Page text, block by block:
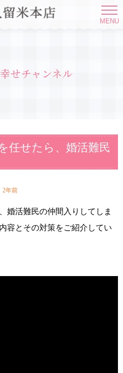
MENU
せチャンネル
せたら、婚活難民
2年前
婚活難民の仲間入りしてしま
容とその対策をご紹介してい